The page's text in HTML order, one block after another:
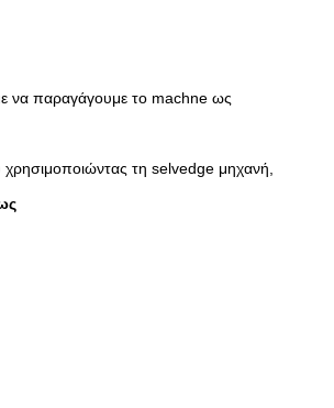
να παραγάγουμε το machne ως
τη selvedge μηχανή,